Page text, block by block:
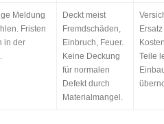
Meldung
Fristen
in der
Deckt meist
Fremdschäden,
Einbruch, Feuer.
Keine Deckung
für normalen
Defekt durch
Materialmangel.
Teile